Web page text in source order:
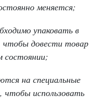
меняется;
упаковать в
чтобы довести товар
состоянии;
на специальные
использовать